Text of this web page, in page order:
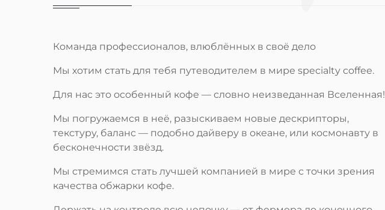
Команда профессионалов, влюблённых в своё дело
Мы хотим стать для тебя путеводителем в мире specialty coffee.
Для нас это особенный кофе — словно неизведанная Вселенная!
Мы погружаемся в неё, разыскиваем новые дескрипторы,
текстуру, баланс — подобно дайверу в океане, или космонавту в
бесконечности звёзд.
Мы стремимся стать лучшей компанией в мире с точки зрения
качества обжарки кофе.